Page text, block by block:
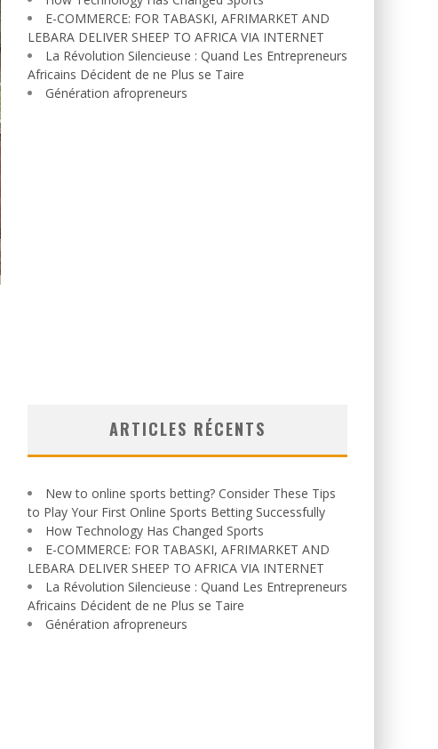
E-COMMERCE: FOR TABASKI, AFRIMARKET AND
LEBARA DELIVER SHEEP TO AFRICA VIA INTERNET
La Révolution Silencieuse : Quand Les Entrepreneurs
Africains Décident de ne Plus se Taire
Génération afropreneurs
ARTICLES RÉCENTS
New to online sports betting? Consider These Tips
to Play Your First Online Sports Betting Successfully
How Technology Has Changed Sports
E-COMMERCE: FOR TABASKI, AFRIMARKET AND
LEBARA DELIVER SHEEP TO AFRICA VIA INTERNET
La Révolution Silencieuse : Quand Les Entrepreneurs
Africains Décident de ne Plus se Taire
Génération afropreneurs